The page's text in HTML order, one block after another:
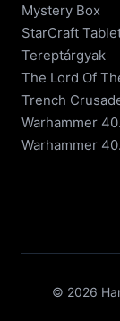
Mystery Box
StarCraft
Tereptárgyak
The Lord Of
Trench
Warhammer
Warhammer
© 2026